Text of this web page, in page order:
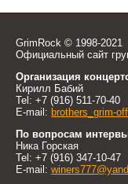
GrimRock © 1998-2021
Официальный сайт
Организация
Кирилл Бабий
Tel: +7 (916) 511-70-40
E-mail: brothers_grim-
По вопросам
Ника Горская
Tel: +7 (916) 347-10-47
E-mail: